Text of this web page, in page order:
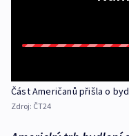
Část Američanů přišla o
Zdroj: ČT24